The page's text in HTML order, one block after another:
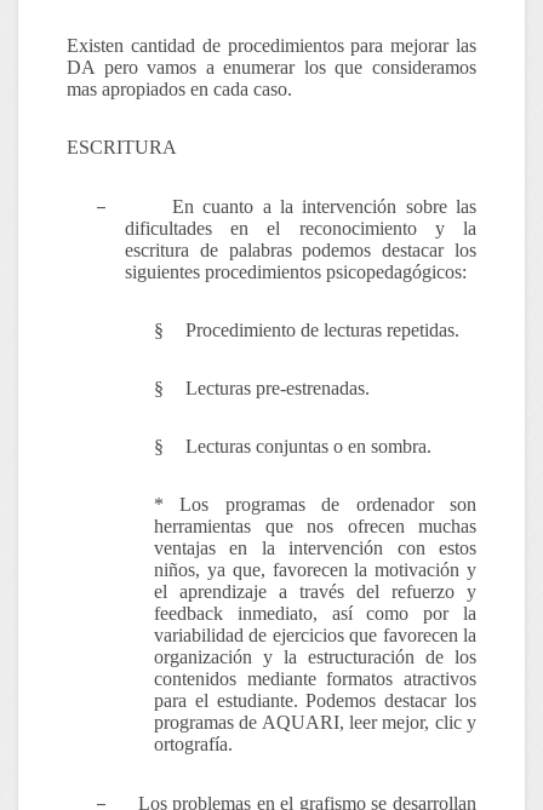
Existen cantidad de procedimientos para mejorar las
DA pero vamos a enumerar los que consideramos
mas apropiados en cada caso.
ESCRITURA
–
En cuanto a la intervención sobre las
dificultades en el reconocimiento y la
escritura de palabras podemos destacar los
siguientes procedimientos psicopedagógicos:
§ Procedimiento de lecturas repetidas.
§ Lecturas pre-estrenadas.
§ Lecturas conjuntas o en sombra.
*Los programas de ordenadorson
herramientas que nos ofrecen muchas
ventajas en la intervención con estos
niños, ya que, favorecen la motivación y
el aprendizaje a través del refuerzo y
feedback inmediato, así como por la
variabilidad de ejercicios que favorecen la
organización y la estructuración de los
contenidos mediante formatos atractivos
para el estudiante. Podemos destacar los
programas de AQUARI, leer mejor, clic y
ortografía.
–
Los problemas en el grafismo se desarrollan